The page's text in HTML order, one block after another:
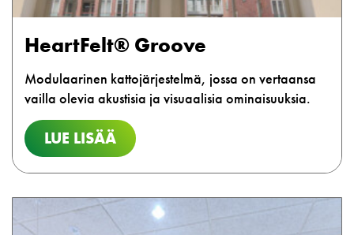
HeartFelt® Groove
Modulaarinen kattojärjestelmä, jossa on vertaansa
vailla olevia akustisia ja visuaalisia ominaisuuksia.
LUE LISÄÄ